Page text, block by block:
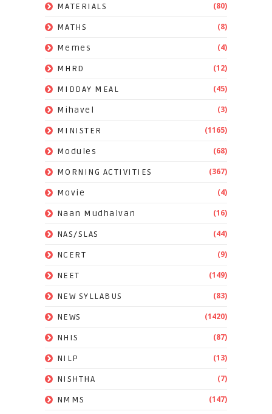
MATERIALS (80)
MATHS (8)
Memes (4)
MHRD (12)
MIDDAY MEAL (45)
Mihavel (3)
MINISTER (1165)
Modules (68)
MORNING ACTIVITIES (367)
Movie (4)
Naan Mudhalvan (16)
NAS/SLAS (44)
NCERT (9)
NEET (149)
NEW SYLLABUS (83)
NEWS (1420)
NHIS (87)
NILP (13)
NISHTHA (7)
NMMS (147)